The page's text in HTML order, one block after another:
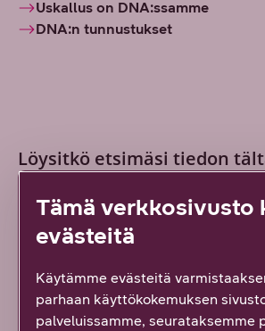
Uskallus on DNA:ssamme
DNA:n tunnustukset
Löysitkö etsimäsi tiedon
Palautteesi on tärkeää!
Vastaa ensimmäisenä!
Osittain
Tämä verkkosivusto
evästeitä
Käytämme evästeitä
parhaan käyttökokemuksen
palveluissamme, seurataksemme